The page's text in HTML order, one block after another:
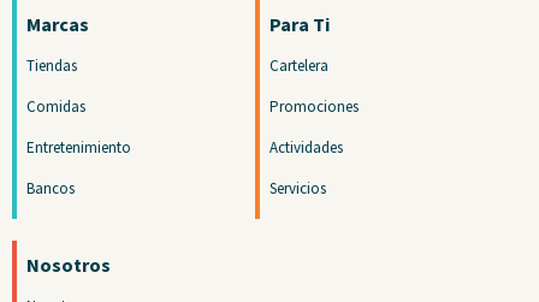
Marcas
Tiendas
Comidas
Entretenimiento
Bancos
Para Ti
Cartelera
Promociones
Actividades
Servicios
Nosotros